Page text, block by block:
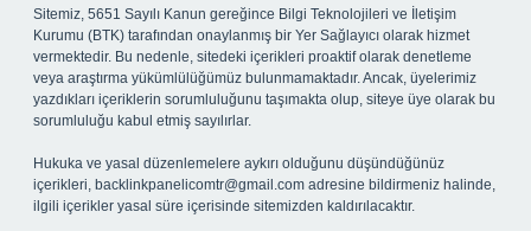
Sitemiz, 5651 Sayılı Kanun gereğince Bilgi Teknolojileri ve İletişim
Kurumu (BTK) tarafından onaylanmış bir Yer Sağlayıcı olarak hizmet
vermektedir. Bu nedenle, sitedeki içerikleri proaktif olarak denetleme
veya araştırma yükümlülüğümüz bulunmamaktadır. Ancak, üyelerimiz
yazdıkları içeriklerin sorumluluğunu taşımakta olup, siteye üye olarak bu
sorumluluğu kabul etmiş sayılırlar.
Hukuka ve yasal düzenlemelere aykırı olduğunu düşündüğünüz
içerikleri, backlinkpanelicomtr@gmail.com adresine bildirmeniz halinde,
ilgili içerikler yasal süre içerisinde sitemizden kaldırılacaktır.